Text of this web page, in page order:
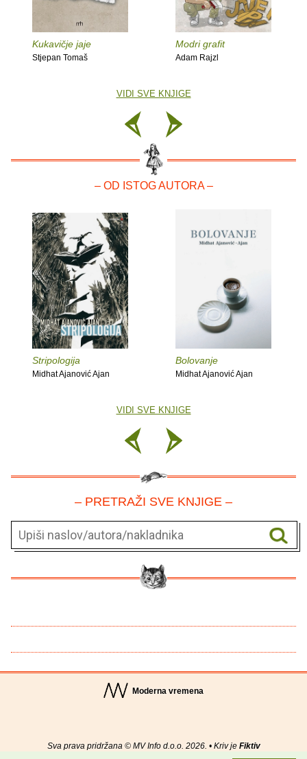
Kukavičje jaje
Stjepan Tomaš
Modri grafit
Adam Rajzl
VIDI SVE KNJIGE
– OD ISTOG AUTORA –
Stripologija
Midhat Ajanović Ajan
Bolovanje
Midhat Ajanović Ajan
VIDI SVE KNJIGE
– PRETRAŽI SVE KNJIGE –
Moderna vremena
Sva prava pridržana © MV Info d.o.o. 2026. • Kriv je Fiktiv